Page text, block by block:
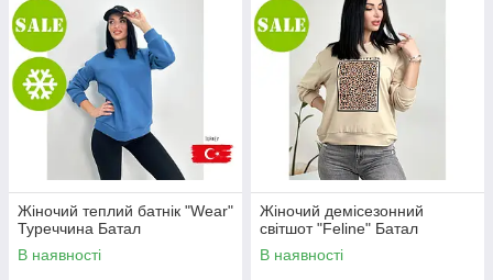
Жіночий теплий батнік "Wear"
Туреччина Батал
В наявності
Жіночий демісезонний
світшот "Feline" Батал
В наявності